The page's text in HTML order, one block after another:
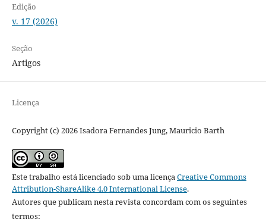
Edição
v. 17 (2026)
Seção
Artigos
Licença
Copyright (c) 2026 Isadora Fernandes Jung, Mauricio Barth
Este trabalho está licenciado sob uma licençaCreative Commons
Attribution-ShareAlike 4.0 International License.
Autores que publicam nesta revista concordam com os seguintes
termos: